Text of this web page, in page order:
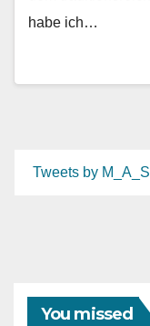
habe ich…
Tweets by
You missed